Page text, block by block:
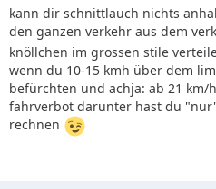
kann dir schnittlauch nichts
den ganzen verkehr aus dem
knöllchen im grossen stile
wenn du 10-15 kmh über dem
befürchten und achja: ab 21 km/
fahrverbot darunter hast du
rechnen